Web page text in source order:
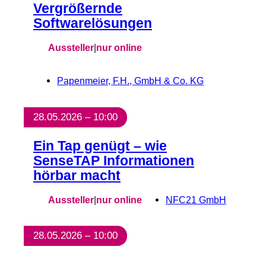
Vergrößernde
Softwarelösungen
Aussteller|nur online
Papenmeier, F.H., GmbH & Co. KG
28.05.2026 – 10:00
Ein Tap genügt – wie
SenseTAP Informationen
hörbar macht
Aussteller|nur online NFC21 GmbH
28.05.2026 – 10:00